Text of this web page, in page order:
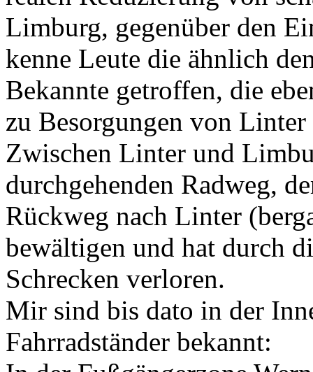
Limburg, gegenüber den
kenne Leute die ähnlich
Bekannte getroffen, die
zu Besorgungen von
Zwischen Linter und
durchgehenden Radweg,
Rückweg nach Linter
bewältigen und hat durch
Schrecken verloren.
Mir sind bis dato in der
Fahrradständer bekannt: